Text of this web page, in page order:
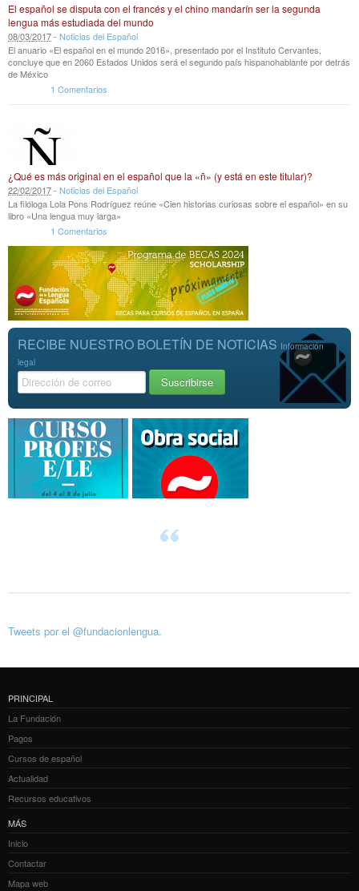
El español se disputa con el francés y el chino mandarín ser la segunda
lengua más estudiada del mundo
08/03/2017- Noticias del Español
El anuario «El español en el mundo 2016», presentado por el Instituto Cervantes,
concluye que en 2060 Estados Unidos será el segundo país hispanohablante por detrás
de México
1 Comentarios
¿Qué es más original en el español que la «ñ» (y está en este titular)?
22/02/2017- Noticias del Español
La filóloga Lola Pons Rodríguez reúne «Cien historias curiosas sobre el español» en su
libro «Una lengua muy larga»
1 Comentarios
RECIBE NUESTRO BOLETÍN DE NOTICIAS Información
legal
Tweets por el @fundacionlengua.
PRINCIPAL
La Fundación
Pagos
Cursos de español
Actualidad
Recursos educativos
MÁS
Inicio
Contactar
Mapa web